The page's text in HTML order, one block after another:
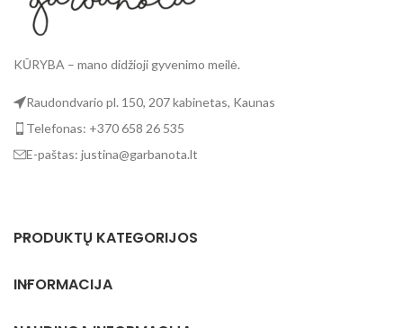
KŪRYBA – mano didžioji gyvenimo meilė.
Raudondvario pl. 150, 207 kabinetas, Kaunas
Telefonas: +370 658 26 535
E-paštas: justina@garbanota.lt
PRODUKTŲ KATEGORIJOS
INFORMACIJA